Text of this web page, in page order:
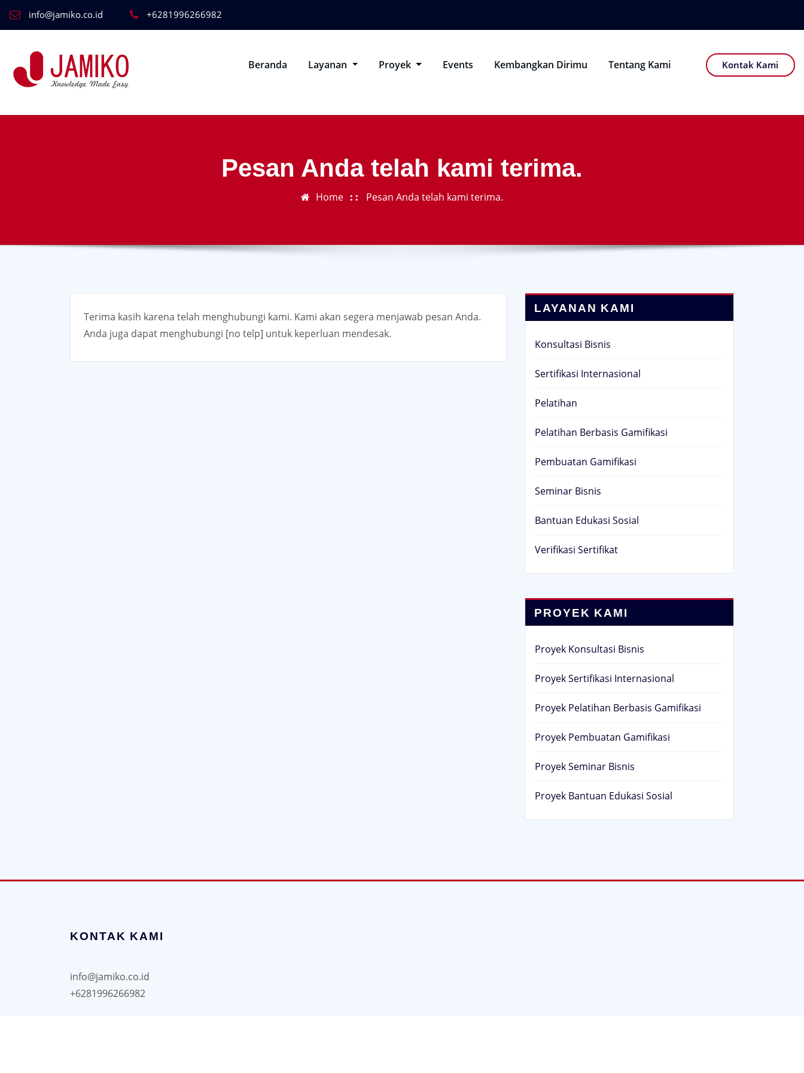
info@jamiko.co.id +6281996266982
Beranda Layanan Proyek Events Kembangkan Dirimu Tentang Kami Kontak Kami
Pesan Anda telah kami terima.
Home Pesan Anda telah kami terima.
Terima kasih karena telah menghubungi kami. Kami akan segera menjawab pesan Anda.
Anda juga dapat menghubungi [no telp] untuk keperluan mendesak.
LAYANAN KAMI
Konsultasi Bisnis
Sertifikasi Internasional
Pelatihan
Pelatihan Berbasis Gamifikasi
Pembuatan Gamifikasi
Seminar Bisnis
Bantuan Edukasi Sosial
Verifikasi Sertifikat
PROYEK KAMI
Proyek Konsultasi Bisnis
Proyek Sertifikasi Internasional
Proyek Pelatihan Berbasis Gamifikasi
Proyek Pembuatan Gamifikasi
Proyek Seminar Bisnis
Proyek Bantuan Edukasi Sosial
KONTAK KAMI
info@jamiko.co.id
+6281996266982